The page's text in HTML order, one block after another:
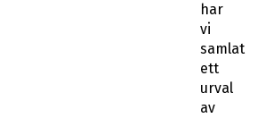
har
vi
samlat
ett
urval
av